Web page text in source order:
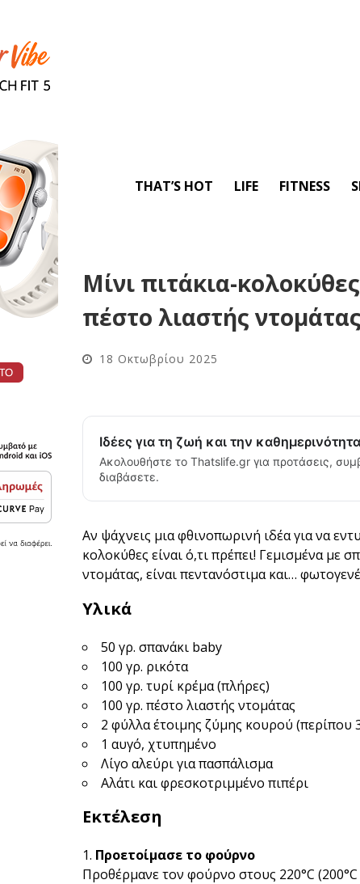
THAT’S HOT LIFE FITNESS
Μίνι πιτάκια-
πέστο λιαστής ντομάτας
18 Οκτωβρίου 2025
Ιδέες για τη ζωή και την
Ακολουθήστε το Thatslife.gr για προτάσεις,
διαβάσετε.
Αν ψάχνεις μια φθινοπωρινή ιδέα για να
κολοκύθες είναι ό,τι πρέπει! Γεμισμένα με
ντομάτας, είναι πεντανόστιμα και…
Υλικά
50 γρ. σπανάκι baby
100 γρ. ρικότα
100 γρ. τυρί κρέμα (πλήρες)
100 γρ. πέστο λιαστής ντομάτας
2 φύλλα έτοιμης ζύμης κουρού (περίπου
1 αυγό, χτυπημένο
Λίγο αλεύρι για πασπάλισμα
Αλάτι και φρεσκοτριμμένο πιπέρι
Εκτέλεση
Προετοίμασε το φούρνο
Προθέρμανε τον φούρνο στους 220°C